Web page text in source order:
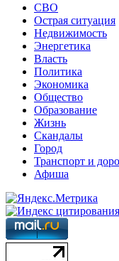
СВО
Острая ситуация
Недвижимость
Энергетика
Власть
Политика
Экономика
Общество
Образование
Жизнь
Скандалы
Город
Транспорт и
Афиша